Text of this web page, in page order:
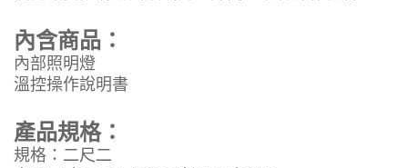
內含商品：
內部照明燈
溫控操作說明書
產品規格：
規格：二尺二